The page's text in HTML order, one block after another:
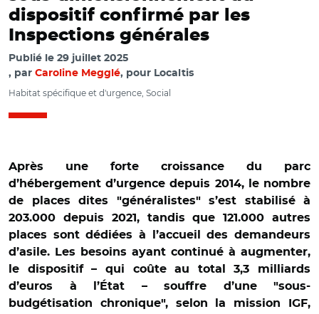
dispositif confirmé par les
Inspections générales
Publié le 29 juillet 2025
par Caroline Megglé, pour Localtis
Habitat spécifique et d'urgence, Social
Après une forte croissance du parc
d’hébergement d’urgence depuis 2014, le nombre
de places dites "généralistes" s’est stabilisé à
203.000 depuis 2021, tandis que 121.000 autres
places sont dédiées à l’accueil des demandeurs
d’asile. Les besoins ayant continué à augmenter,
le dispositif – qui coûte au total 3,3 milliards
d’euros à l’État – souffre d’une "sous-
budgétisation chronique", selon la mission IGF,